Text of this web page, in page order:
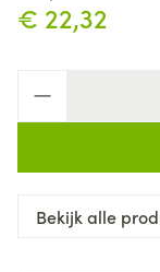
€ 22,32
Bekijk alle